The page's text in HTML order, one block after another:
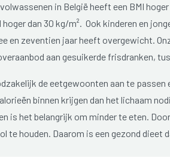
in België heeft een BMI
dan 30 kg/m². Ook kinderen en
en zeventien jaar heeft overgewicht.
aan gesuikerde frisdranken,
de eetgewoonten aan te passen
binnen krijgen dan het lichaam
is het belangrijk om minder te eten.
te houden. Daarom is een gezond dieet